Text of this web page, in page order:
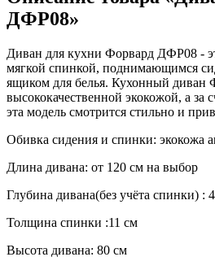
ДФР08»
Диван для кухни Форвард ДФР08 -
мягкой спинкой, поднимающимся
ящиком для белья. Кухонный диван
высококачественной экокожой, а за
эта модель смотрится стильно и
Обивка сидения и спинки: экокожа
Длина дивана: от 120 см на выбор
Глубина дивана(без учёта спинки) :
Толщина спинки :11 см
Высота дивана: 80 см